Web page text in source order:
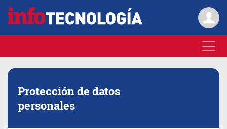
Protección de datos
personales